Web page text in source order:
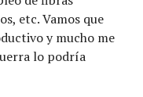
etc. Vamos que
y mucho me
lo podría